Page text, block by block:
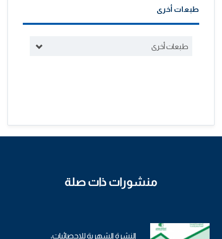
طبعات أخرى
طبعات أخرى
منشورات ذات صلة
النشرة الشهرية للإحصائيات،